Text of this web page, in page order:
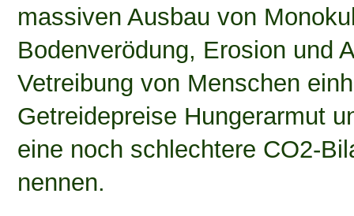
massiven Ausbau von
Bodenverödung, Erosion und
Vetreibung von Menschen
Getreidepreise Hungerarmut
eine noch schlechtere CO2-
nennen.